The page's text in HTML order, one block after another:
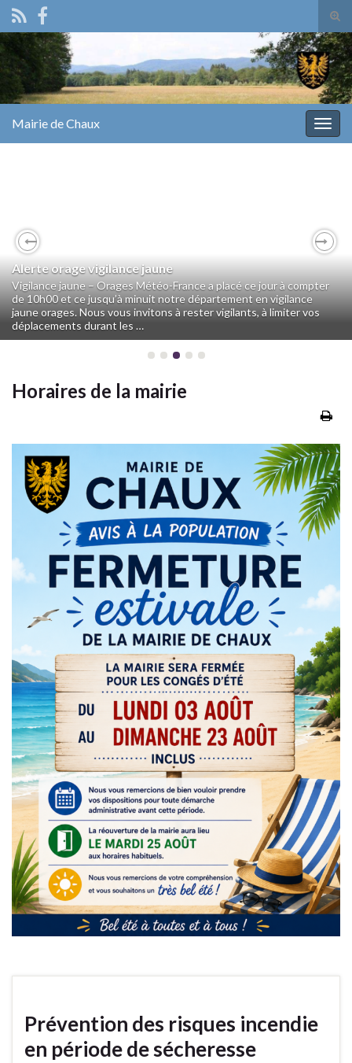
Mairie de Chaux
Alerte orage vigilance jaune
Vigilance jaune – Orages Météo-France a placé ce jour à compter
de 10h00 et ce jusqu’à minuit notre département en vigilance
jaune orages. Nous vous invitons à rester vigilants, à limiter vos
déplacements durant les …
Previous
Horaires de la mairie
Prévention des risques incendie
en période de sécheresse